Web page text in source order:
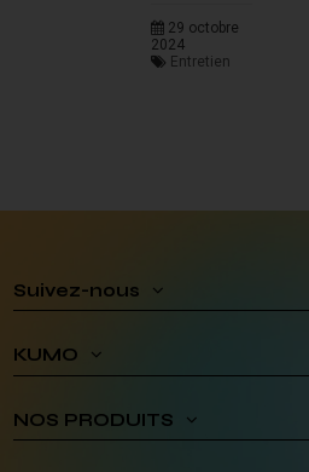
29 octobre
2024
Entretien
Suivez-nous
KUMO
NOS PRODUITS